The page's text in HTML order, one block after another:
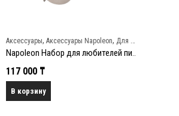
Аксессуары,Аксессуары Napoleon,Для пиццы и бургеров
Napoleon Набор для любителей пиццы (4 предмета)
117 000₸
В корзину